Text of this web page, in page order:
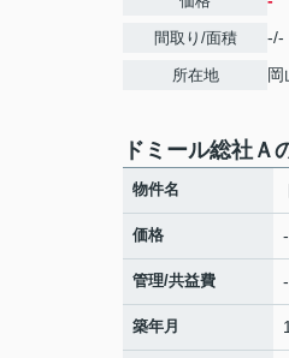
間取り/面積 -/-
所在地 岡
ドミール総社Ａ
物件名
価格 -
管理/共益費 -
築年月